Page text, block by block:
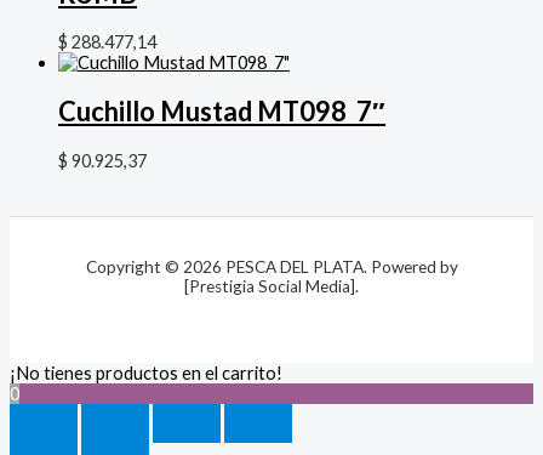
$ 288.477,14
Cuchillo Mustad MT098 7″
$ 90.925,37
Copyright © 2026 PESCA DEL PLATA. Powered by
[Prestigia Social Media].
¡No tienes productos en el carrito!
0